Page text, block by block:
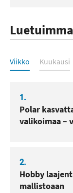
Luetuimmat
Viikko Kuukausi
1.
Polar
valikoimaa –
2.
Hobby
mallistoaan